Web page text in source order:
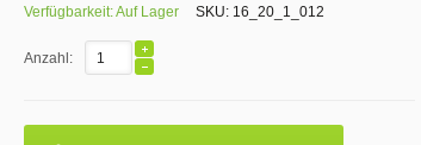
Verfügbarkeit:Auf Lager SKU: 16_20_1_012
Anzahl: